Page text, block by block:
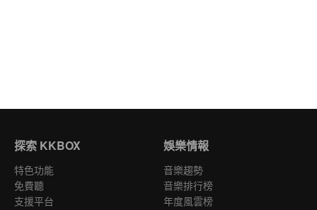
探索 KKBOX
特色功能
免費聽
支援平台
娛樂情報
音樂趨勢
音樂排行榜
年度風雲榜